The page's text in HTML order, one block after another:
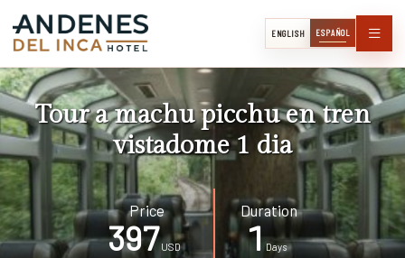
ENGLISH ESPAÑOL
Tour a machu picchu en tren
vistadome 1 dia
Price
397USD
Duration
1Days